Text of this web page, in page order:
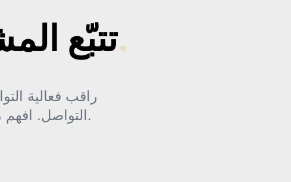
تتبّعقِس مدى الوصول.
راقب فعالية
التواصل. افهم من هو متحمس ومن هو بارد وأين تؤتي جهودك ثمارها.